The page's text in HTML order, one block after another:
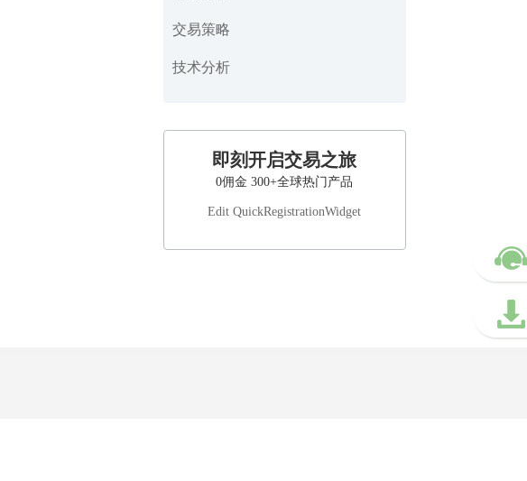
交易策略
技术分析
即刻开启交易之旅
0佣金 300+全球热门产品
Edit QuickRegistrationWidget